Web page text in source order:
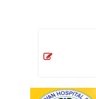
अन्तराष्ट्रिय